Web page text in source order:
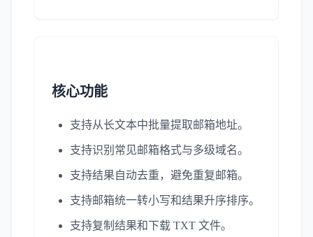
核心功能
支持从长文本中批量提取邮箱地址。
支持识别常见邮箱格式与多级域名。
支持结果自动去重，避免重复邮箱。
支持邮箱统一转小写和结果升序排序。
支持复制结果和下载 TXT 文件。